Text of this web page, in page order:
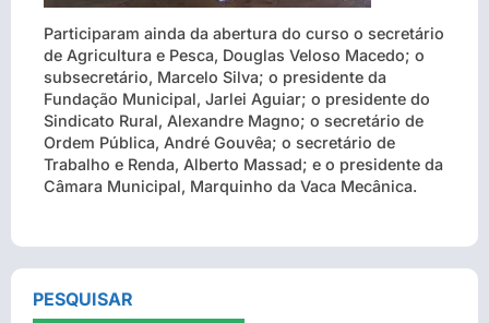
Participaram ainda da abertura do curso o secretário
de Agricultura e Pesca, Douglas Veloso Macedo; o
subsecretário, Marcelo Silva; o presidente da
Fundação Municipal, Jarlei Aguiar; o presidente do
Sindicato Rural, Alexandre Magno; o secretário de
Ordem Pública, André Gouvêa; o secretário de
Trabalho e Renda, Alberto Massad; e o presidente da
Câmara Municipal, Marquinho da Vaca Mecânica.
PESQUISAR